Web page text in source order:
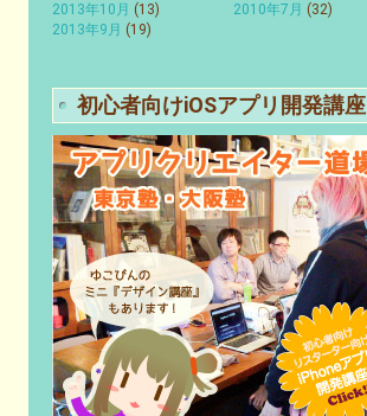
2013年10月 (13)
2013年9月 (19)
2010年7月 (32)
初心者向けiOSアプリ開発講座